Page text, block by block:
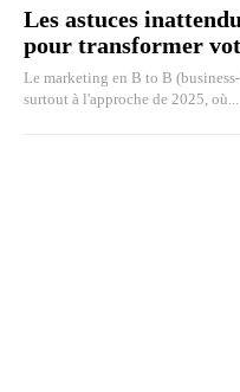
Les astuces
pour transformer
Le marketing en B to B
surtout à l'approche de 2025, où...